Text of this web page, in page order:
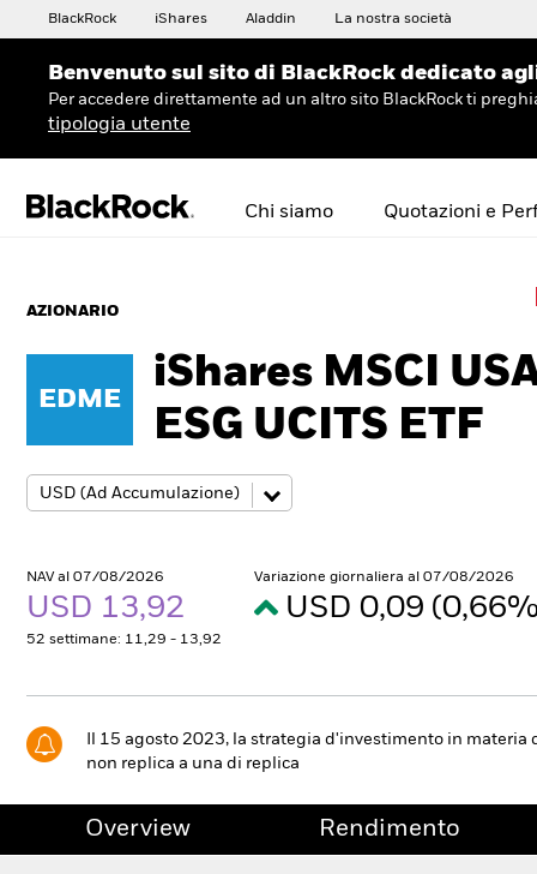
BlackRock iShares Aladdin La nostra società
Benvenuto sul sito di BlackRock dedicato
Per accedere direttamente ad un altro sito BlackRock ti
tipologia utente
Chi siamo Quotazioni e
AZIONARIO
EDME
iShares MSCI
ESG UCITS ETF
NAV al 07/08/2026
USD 13,92
52 settimane: 11,29 - 13,92
Variazione giornaliera al 07/08/2026
USD 0,09
Il 15 agosto 2023, la strategia d'investimento in
non replica a una di replica
Overview Rendimento